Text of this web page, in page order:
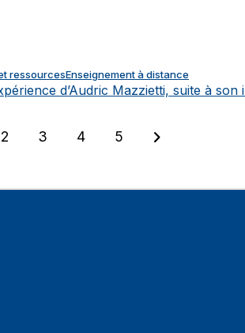
ressourcesEnseignement à distance
d’Audric Mazzietti, suite à
2 3 4 5